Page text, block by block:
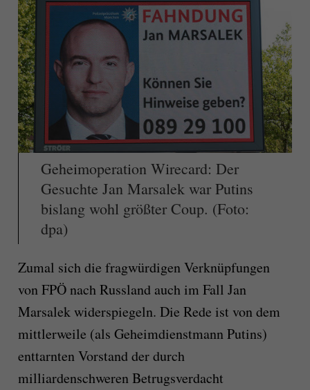
Geheimoperation Wirecard: Der
Gesuchte Jan Marsalek war Putins
bislang wohl größter Coup. (Foto:
dpa)
Zumal sich die fragwürdigen Verknüpfungen
von FPÖ nach Russland auch im Fall Jan
Marsalek widerspiegeln. Die Rede ist von dem
mittlerweile (als Geheimdienstmann Putins)
enttarnten Vorstand der durch
milliardenschweren Betrugsverdacht